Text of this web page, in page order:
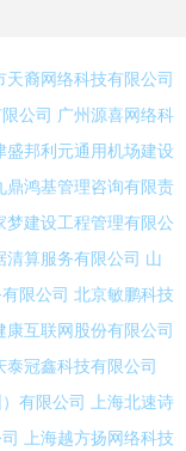
天裔网络科技有限公司
公司 广州源喜网络科
盛邦利元通用机场建设
鼎鸿基管理咨询有限责
梦建设工程管理有限公
算服务有限公司 山
限公司 北京敏鹏科技
康互联网股份有限公司
泰冠鑫科技有限公司
有限公司
上海北速诗
上海越方扬网络科技